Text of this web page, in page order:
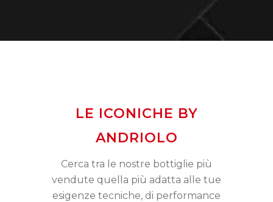
LE ICONICHE BY
ANDRIOLO
Cerca tra le nostre bottiglie più
vendute quella più adatta alle tue
esigenze tecniche, di performance